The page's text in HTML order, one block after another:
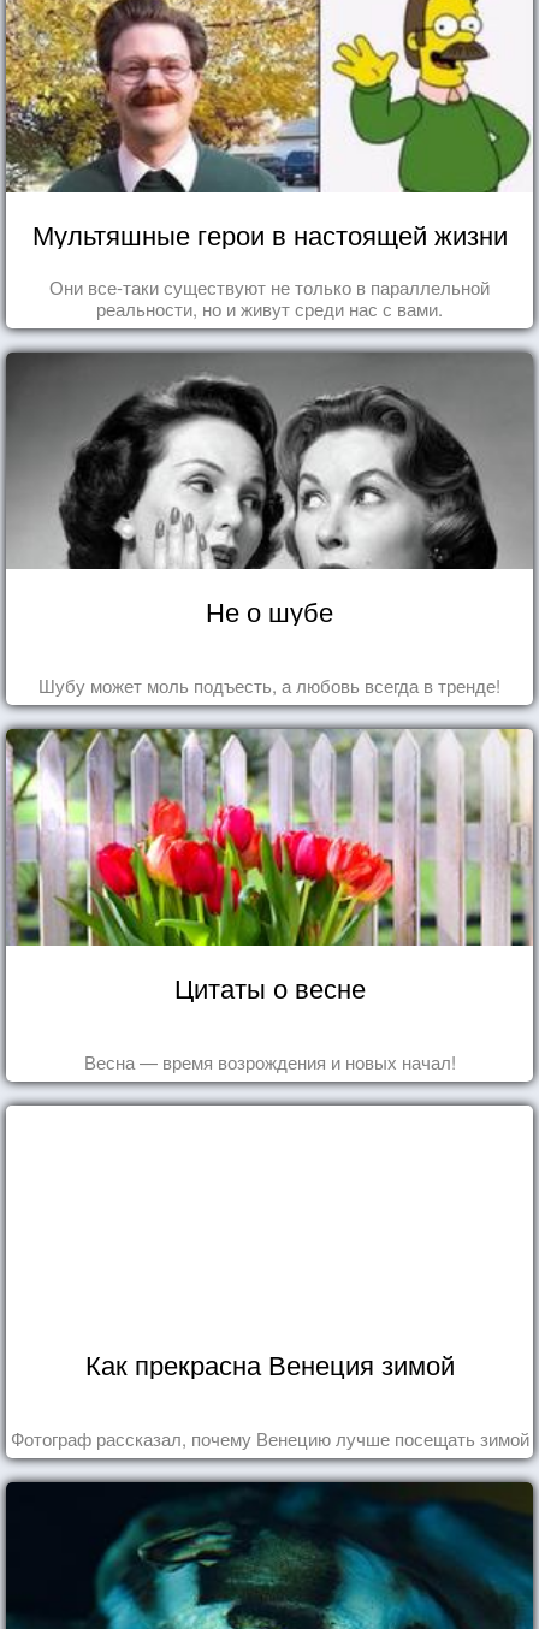
Мультяшные герои в настоящей жизни
Они все-таки существуют не только в параллельной
реальности, но и живут среди нас с вами.
Не о шубе
Шубу может моль подъесть, а любовь всегда в тренде!
Цитаты о весне
Весна — время возрождения и новых начал!
Как прекрасна Венеция зимой
Фотограф рассказал, почему Венецию лучше посещать зимой